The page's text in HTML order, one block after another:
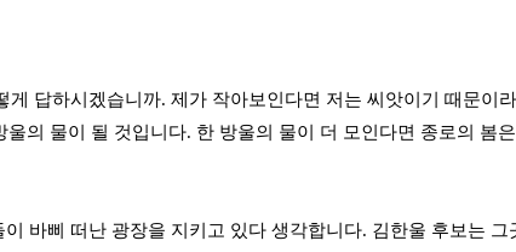
답하시겠습니까. 제가 작아보인다면 저는 씨앗이기 때문이
의 물이 될 것입니다. 한 방울의 물이 더 모인다면 종로의 봄
바삐 떠난 광장을 지키고 있다 생각합니다. 김한울 후보는 그